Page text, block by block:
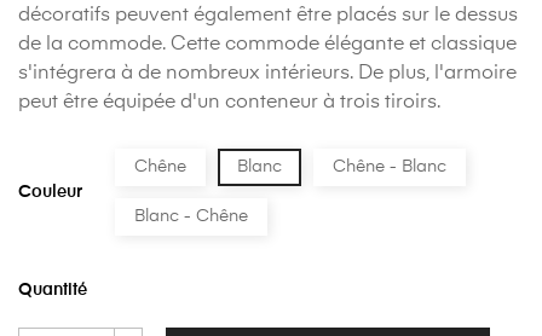
décoratifs peuvent également être placés sur le dessus
de la commode. Cette commode élégante et classique
s'intégrera à de nombreux intérieurs. De plus, l'armoire
peut être équipée d'un conteneur à trois tiroirs.
Couleur
Chêne Blanc Chêne - Blanc
Blanc - Chêne
Quantité